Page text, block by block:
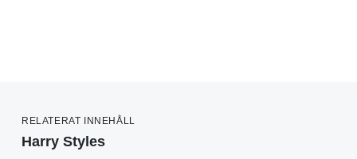
RELATERAT INNEHÅLL
Harry Styles